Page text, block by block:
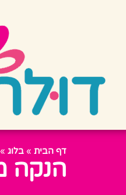
דף הבית » בלוג »
הנקה